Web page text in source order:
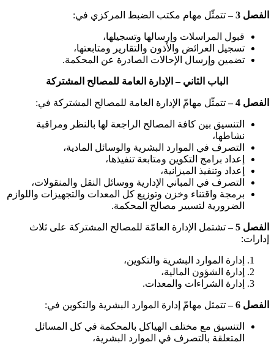
الفصل 3 – تتمثّل مهام مكتب الضبط المركزي في:
قبول المراسلات وإرسالها وتسجيلها،
تسجيل العرائض والأذون والتقارير ومتابعتها،
تضمين وإرسال الإحالات الصادرة عن المحكمة.
الباب الثاني – الإدارة العامة للمصالح المشتركة
الفصل 4 – تتمثّل مهامّ الإدارة العامة للمصالح المشتركة في:
التنسيق بين كافة المصالح الراجعة لها بالنظر ومراقبة
نشاطها،
التصرف في الموارد البشرية والوسائل المادية،
إعداد برامج التكوين ومتابعة تنفيذها،
إعداد وتنفيذ الميزانية،
التصرف في المباني الإدارية ووسائل النقل والمنقولات،
برمجة واقتناء وخزن وتوزيع كل المعدات والتجهيزات واللوازم
الضرورية لتسيير مصالح المحكمة.
الفصل 5 –
تشتمل الإدارة العامّة للمصالح المشتركة على ثلاث
إدارات:
إدارة الموارد البشرية والتكوين،
إدارة الشؤون المالية،
إدارة الشراءات والمعدات.
الفصل 6 – تتمثل مهامّ إدارة الموارد البشرية والتكوين في:
التنسيق مع مختلف الهياكل بالمحكمة في كل المسائل
المتعلقة بالتصرف في الموارد البشرية،